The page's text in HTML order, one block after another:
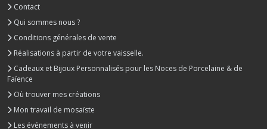
Contact
Qui sommes nous ?
Conditions générales de vente
Réalisations à partir de votre vaisselle.
Cadeaux et Bijoux Personnalisés pour les Noces de Porcelaine & de
Faïence
Où trouver mes créations
Mon travail de mosaïste
Les événements à venir